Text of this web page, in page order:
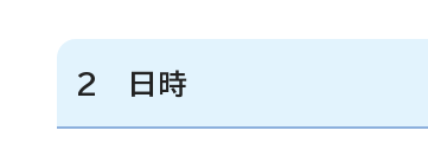
2 日時